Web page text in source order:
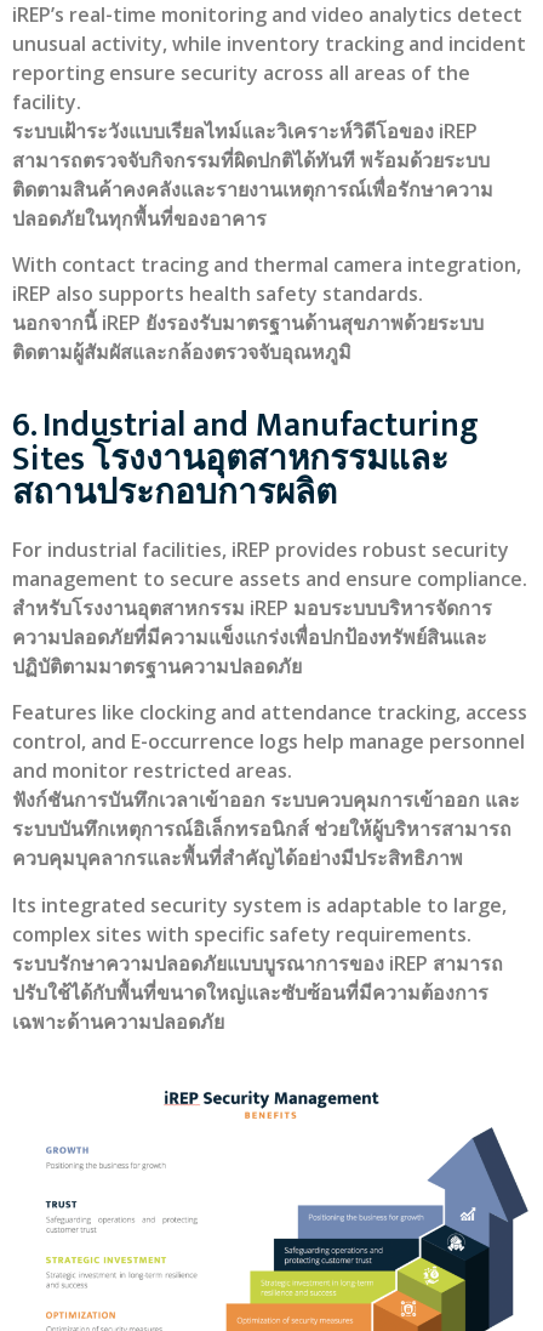
iREP’s real-time monitoring and video analytics detect
unusual activity, while inventory tracking and incident
reporting ensure security across all areas of the
facility.
ระบบเฝ้าระวังแบบเรียลไทม์และวิเคราะห์วิดีโอของ iREP
สามารถตรวจจับกิจกรรมที่ผิดปกติได้ทันที พร้อมด้วยระบบ
ติดตามสินค้าคงคลังและรายงานเหตุการณ์เพื่อรักษาความ
ปลอดภัยในทุกพื้นที่ของอาคาร
With contact tracing and thermal camera integration,
iREP also supports health safety standards.
นอกจากนี้ iREP ยังรองรับมาตรฐานด้านสุขภาพด้วยระบบ
ติดตามผู้สัมผัสและกล้องตรวจจับอุณหภูมิ
6. Industrial and Manufacturing
Sites โรงงานอุตสาหกรรมและ
สถานประกอบการผลิต
For industrial facilities, iREP provides robust security
management to secure assets and ensure compliance.
สำหรับโรงงานอุตสาหกรรม iREP มอบระบบบริหารจัดการ
ความปลอดภัยที่มีความแข็งแกร่งเพื่อปกป้องทรัพย์สินและ
ปฏิบัติตามมาตรฐานความปลอดภัย
Features like clocking and attendance tracking, access
control, and E-occurrence logs help manage personnel
and monitor restricted areas.
ฟังก์ชันการบันทึกเวลาเข้าออก ระบบควบคุมการเข้าออก และ
ระบบบันทึกเหตุการณ์อิเล็กทรอนิกส์ ช่วยให้ผู้บริหารสามารถ
ควบคุมบุคลากรและพื้นที่สำคัญได้อย่างมีประสิทธิภาพ
Its integrated security system is adaptable to large,
complex sites with specific safety requirements.
ระบบรักษาความปลอดภัยแบบบูรณาการของ iREP สามารถ
ปรับใช้ได้กับพื้นที่ขนาดใหญ่และซับซ้อนที่มีความต้องการ
เฉพาะด้านความปลอดภัย